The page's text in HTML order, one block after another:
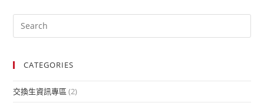
CATEGORIES
交換生資訊專區 (2)